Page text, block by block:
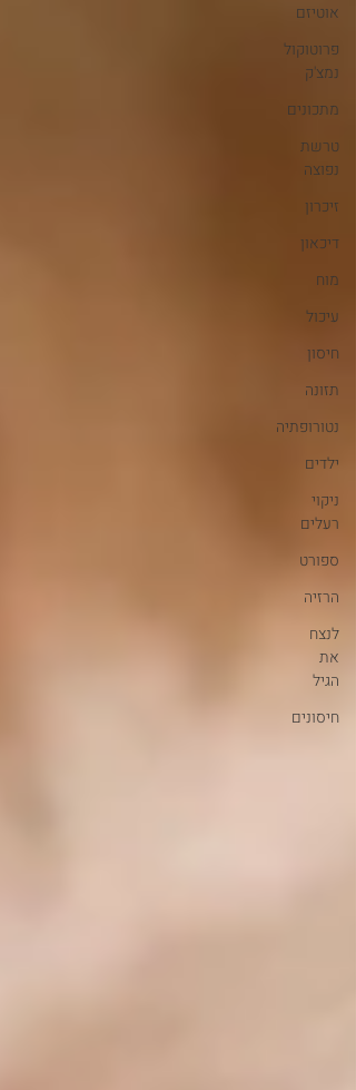
אוטיזם
פרוטוקול
נמצ'ק
מתכונים
טרשת
נפוצה
זיכרון
דיכאון
מוח
עיכול
חיסון
תזונה
נטורופתיה
ילדים
ניקוי
רעלים
ספורט
הרזיה
לנצח
את
הגיל
חיסונים